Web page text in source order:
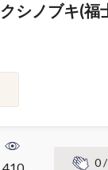
シノブキ(福
0/